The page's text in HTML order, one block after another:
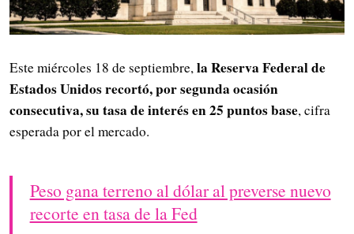
Este miércoles 18 de septiembre, la Reserva Federal de
Estados Unidos recortó, por segunda ocasión
consecutiva, su tasa de interés en 25 puntos base, cifra
esperada por el mercado.
Peso gana terreno al dólar al preverse nuevo
recorte en tasa de la Fed